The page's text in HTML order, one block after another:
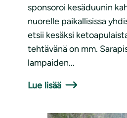
sponsoroi kesäduunin
nuorelle paikallisissa
etsii kesäksi
tehtävänä on mm.
lampaiden...
Lue lisää